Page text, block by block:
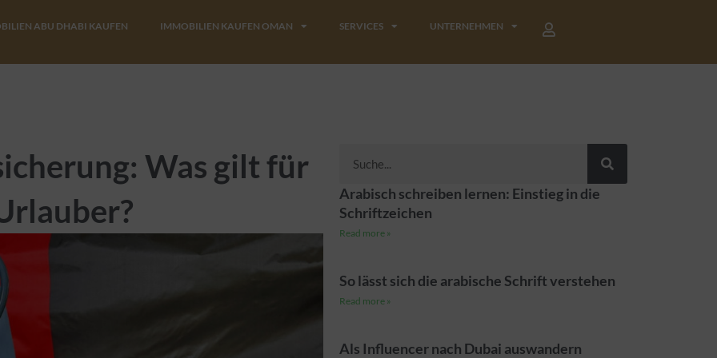
ABU DHABI KAUFEN IMMOBILIEN KAUFEN OMAN SERVICES UNTERNEHMEN
Was gilt für
Arabisch schreiben lernen: Einstieg in die
Schriftzeichen
Read more »
So lässt sich die arabische Schrift verstehen
Read more »
Als Influencer nach Dubai auswandern